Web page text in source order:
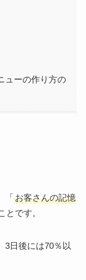
ューの作り方の
「 お客さんの記憶
とです。
3日後には70％以